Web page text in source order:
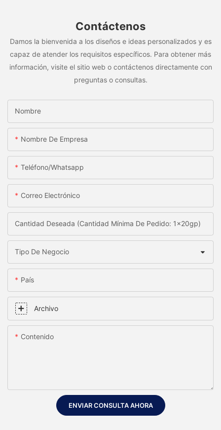
Contáctenos
Damos la bienvenida a los diseños e ideas personalizados y es
capaz de atender los requisitos específicos. Para obtener más
información, visite el sitio web o contáctenos directamente con
preguntas o consultas.
Nombre
Nombre De Empresa
Teléfono/whatsapp
Correo Electrónico
Cantidad Deseada (Cantidad Mínima De Pedido: 1x20gp)
Tipo De Negocio
País
Archivo
Contenido
ENVIAR CONSULTA AHORA